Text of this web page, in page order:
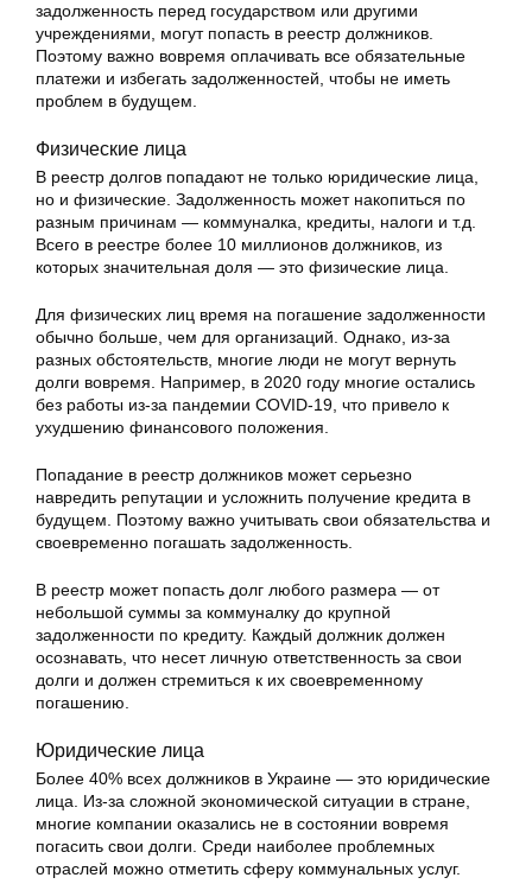
задолженность перед государством или другими
учреждениями, могут попасть в реестр должников.
Поэтому важно вовремя оплачивать все обязательные
платежи и избегать задолженностей, чтобы не иметь
проблем в будущем.
Физические лица
В реестр долгов попадают не только юридические лица,
но и физические. Задолженность может накопиться по
разным причинам — коммуналка, кредиты, налоги и т.д.
Всего в реестре более 10 миллионов должников, из
которых значительная доля — это физические лица.
Для физических лиц время на погашение задолженности
обычно больше, чем для организаций. Однако, из-за
разных обстоятельств, многие люди не могут вернуть
долги вовремя. Например, в 2020 году многие остались
без работы из-за пандемии COVID-19, что привело к
ухудшению финансового положения.
Попадание в реестр должников может серьезно
навредить репутации и усложнить получение кредита в
будущем. Поэтому важно учитывать свои обязательства и
своевременно погашать задолженность.
В реестр может попасть долг любого размера — от
небольшой суммы за коммуналку до крупной
задолженности по кредиту. Каждый должник должен
осознавать, что несет личную ответственность за свои
долги и должен стремиться к их своевременному
погашению.
Юридические лица
Более 40% всех должников в Украине — это юридические
лица. Из-за сложной экономической ситуации в стране,
многие компании оказались не в состоянии вовремя
погасить свои долги. Среди наиболее проблемных
отраслей можно отметить сферу коммунальных услуг.